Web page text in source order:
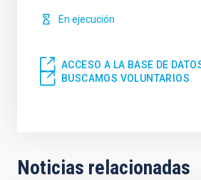
En ejecución
ACCESO A LA BASE DE
BUSCAMOS VOLUNTARIOS
Noticias relacionadas